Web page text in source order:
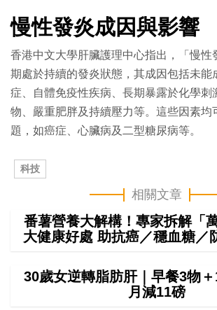
慢性發炎成因與影響
香港中文大學肝臟護理中心指出，「慢性
期處於持續的發炎狀態，其成因包括未能
症、自體免疫性疾病、長期暴露於化學刺
物、嚴重肥胖及持續壓力等。這些因素均
題，如癌症、心臟病及二型糖尿病等。
科技
相關文章
番薯營養大解構！專家拆解「
大健康好處 助抗癌／穩血糖／
30歲女逆轉脂肪肝｜早餐3物
月減11磅